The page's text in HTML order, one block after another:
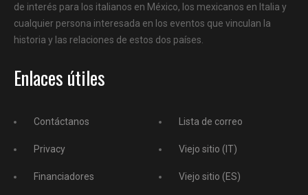
de interés para los italianos en México, los mexicanos en Italia y
cualquier persona interesada en los eventos que vinculan la
historia y las relaciones de estos dos países.
Enlaces útiles
Contáctanos
Privacy
Financiadores
Lista de correo
Viejo sitio (IT)
Viejo sitio (ES)